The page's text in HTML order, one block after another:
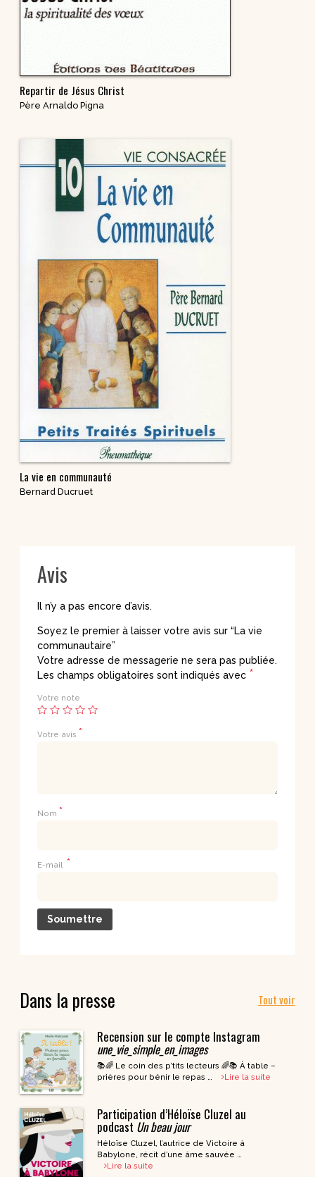
Repartir de Jésus Christ
Père Arnaldo Pigna
La vie en communauté
Bernard Ducruet
Avis
Il n’y a pas encore d’avis.
Soyez le premier à laisser votre avis sur “La vie
communautaire”
Votre adresse de messagerie ne sera pas publiée.
Les champs obligatoires sont indiqués avec *
Votre note
Votre avis *
Nom *
E-mail *
Dans la presse Tout voir
Recension sur le compte Instagram
une_vie_simple_en_images
📚🌈 Le coin des p’tits lecteurs 🌈📚 À table –
prières pour bénir le repas …
Lire la suite
Participation d’Héloïse Cluzel au
podcast Un beau jour
Héloïse Cluzel, l’autrice de Victoire à
Babylone, récit d’une âme sauvée …
Lire la suite